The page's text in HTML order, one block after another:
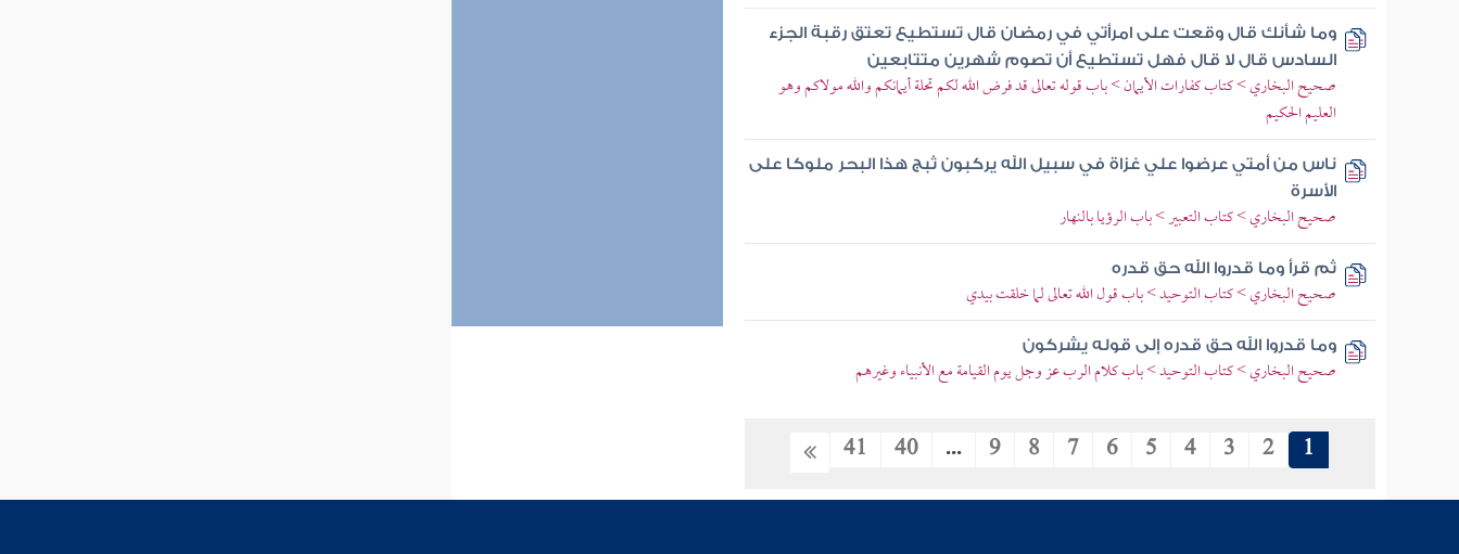
وما شأنك قال وقعت على امرأتي في رمضان قال تستطيع تعتق رقبة الجزء
السادس قال لا قال فهل تستطيع أن تصوم شهرين متتابعين
صحيح البخاري > كتاب كفارات الأيمان > باب قوله تعالى قد فرض الله لكم تحلة أيمانكم والله مولاكم وهو
العليم الحكيم
ناس من أمتي عرضوا علي غزاة في سبيل الله يركبون ثبج هذا البحر ملوكا على
الأسرة
صحيح البخاري > كتاب التعبير > باب الرؤيا بالنهار
ثم قرأ وما قدروا الله حق قدره
صحيح البخاري > كتاب التوحيد > باب قول الله تعالى لما خلقت بيدي
وما قدروا الله حق قدره إلى قوله يشركون
صحيح البخاري > كتاب التوحيد > باب كلام الرب عز وجل يوم القيامة مع الأنبياء وغيرهم
1
2
3
4
5
6
7
8
9
...
40
41